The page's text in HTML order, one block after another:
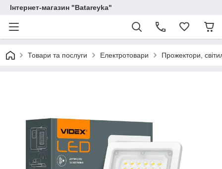
Інтернет-магазин "Batareyka"
Товари та послуги Електротовари Прожектори,